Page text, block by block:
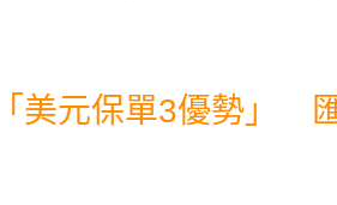
美元保單3優勢」